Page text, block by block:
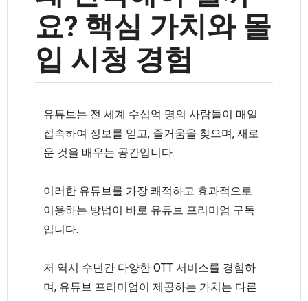
요? 핵심 가치와 몰
입 시청 경험
유튜브는 전 세계 수십억 명의 사람들이 매일
접속하여 정보를 얻고, 즐거움을 찾으며, 새로
운 것을 배우는 공간입니다.
이러한 유튜브를 가장 쾌적하고 효과적으로
이용하는 방법이 바로 유튜브 프리미엄 구독
입니다.
저 역시 수년간 다양한 OTT 서비스를 경험하
며, 유튜브 프리미엄이 제공하는 가치는 다른